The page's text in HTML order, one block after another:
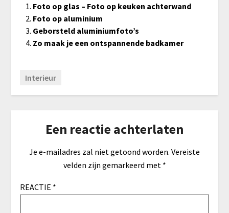
Foto op glas – Foto op keuken achterwand
Foto op aluminium
Geborsteld aluminiumfoto’s
Zo maak je een ontspannende badkamer
Interieur
Een reactie achterlaten
Je e-mailadres zal niet getoond worden. Vereiste
velden zijn gemarkeerd met *
REACTIE *